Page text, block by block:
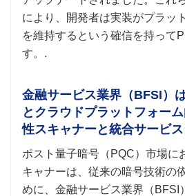
により、開発者は実装がプラッ
を維持するという確信を持って
す。.
金融サービス業界（BFSI）
とクラウドプラットフォー
性スキャナーと統合サービス
ポスト量子暗号（PQC）市場に
キャナーは、従来の暗号技術の
めに、金融サービス業界（BFSI